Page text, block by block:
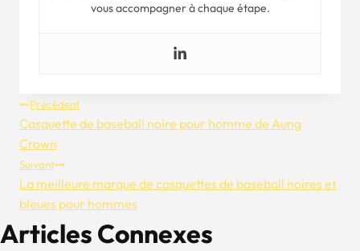
vous accompagner à chaque étape.
Navigation
De
L’article
Précédent
Casquette de baseball noire pour homme de Aung
Crown
Suivant
La meilleure marque de casquettes de baseball noires et
bleues pour hommes
Articles Connexes